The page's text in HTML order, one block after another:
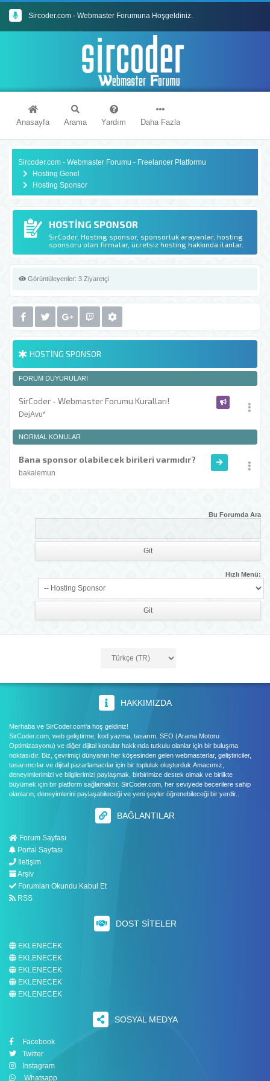
Sircoder.com - Webmaster Forumuna Hoşgeldiniz.
Sircoder.com Webmaster Forumu Kuralları
Anasayfa Arama Yardım Daha Fazla
Sircoder.com - Webmaster Forumu - Freelancer Platformu
Hosting Genel
Hosting Sponsor
HOSTING SPONSOR
SirCoder, Hosting sponsor, sponsorluk arayanlar, hosting
sponsoru olan firmalar, ücretsiz hosting hakkında ilanlar.
Görüntüleyenler: 3 Ziyaretçi
HOSTING SPONSOR
FORUM DUYURULARI
SirCoder - Webmaster Forumu Kuralları!
DejAvu*
NORMAL KONULAR
Bana sponsor olabilecek birileri varmıdır?
bakalemun
Bu Forumda Ara
Hızlı Menü:
HAKKIMIZDA
Merhaba ve SirCoder.com'a hoş geldiniz!
SirCoder.com, web geliştirme, kod yazma, tasarım, SEO (Arama Motoru
Optimizasyonu) ve diğer dijital konular hakkında tutkulu olanlar için bir buluşma
noktasıdır. Biz, çevrimiçi dünyanın her köşesinden gelen webmasterlar, geliştiriciler,
tasarımcılar ve dijital pazarlamacılar için bir topluluk oluşturduk.Amacımız,
deneyimlerimizi ve bilgilerimizi paylaşmak, birbirimize destek olmak ve birlikte
büyümek için bir platform sağlamaktır. SirCoder.com, her seviyede becerilere sahip
olanların, deneyimlerini paylaşabileceği ve yeni şeyler öğrenebileceği bir yerdir..
BAĞLANTILAR
Forum Sayfası
Portal Sayfası
İletişim
Arşiv
Forumları Okundu Kabul Et
RSS
DOST SITELER
EKLENECEK
EKLENECEK
EKLENECEK
EKLENECEK
EKLENECEK
SOSYAL MEDYA
Facebook
Twitter
İnstagram
Whatsapp